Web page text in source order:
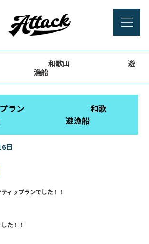
ラン 和歌山 遊
漁船
ップラン 和歌
遊漁船
日
n
eィップランでした！！
た！！